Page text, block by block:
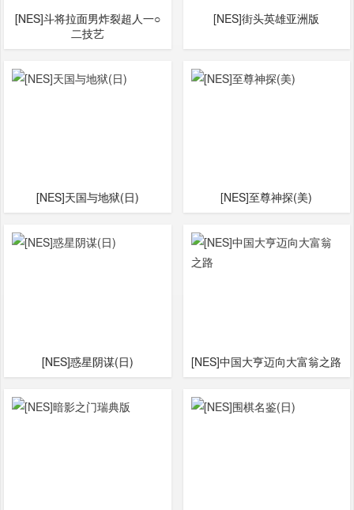
[NES]斗将拉面男炸裂超人一○
二技艺
[NES]街头英雄亚洲版
[NES]天国与地狱(日) [NES]至尊神探(美)
[NES]惑星阴谋(日) [NES]中国大亨迈向大富翁之路